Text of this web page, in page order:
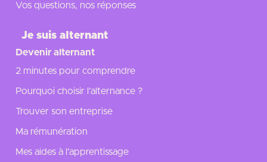
Vos questions, nos réponses
Je suis alternant
Devenir alternant
2 minutes pour comprendre
Pourquoi choisir l’alternance ?
Trouver son entreprise
Ma rémunération
Mes aides à l'apprentissage